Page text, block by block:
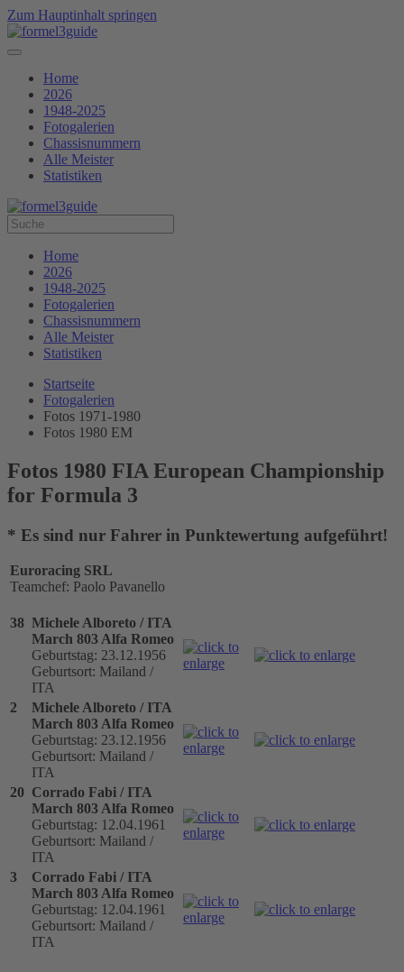
Zum Hauptinhalt springen
Home
2026
1948-2025
Fotogalerien
Chassisnummern
Alle Meister
Statistiken
Home
2026
1948-2025
Fotogalerien
Chassisnummern
Alle Meister
Statistiken
Startseite
Fotogalerien
Fotos 1971-1980
Fotos 1980 EM
Fotos 1980 FIA European Championship
for Formula 3
* Es sind nur Fahrer in Punktewertung aufgeführt!
Euroracing SRL
Teamchef: Paolo Pavanello
38 Michele Alboreto / ITA
March 803 Alfa Romeo
Geburtstag: 23.12.1956
Geburtsort: Mailand /
ITA
2
Michele Alboreto / ITA
March 803 Alfa Romeo
Geburtstag: 23.12.1956
Geburtsort: Mailand /
ITA
20 Corrado Fabi / ITA
March 803 Alfa Romeo
Geburtstag: 12.04.1961
Geburtsort: Mailand /
ITA
3
Corrado Fabi / ITA
March 803 Alfa Romeo
Geburtstag: 12.04.1961
Geburtsort: Mailand /
ITA